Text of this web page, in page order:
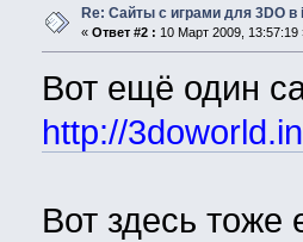
Re: Сайты с играми для 3DO
« Ответ #2 : 10 Март 2009, 13:57:19
Вот ещё один
http://
Вот здесь тоже